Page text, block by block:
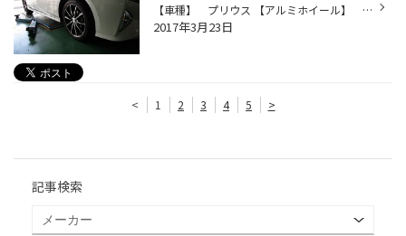
【車種】 プリウス 【アルミホイール】 ＥＣＯ フォルム CRS15 17X70 【タイヤ】 215/45R17 プレイズPX ホイールをかえるだけでカッコよくなりますよね！！ 軽くてカッコイイホイールお探しならぜひオススメですよ！！
2017年3月23日
< 1 2 3 4 5 >
記事検索